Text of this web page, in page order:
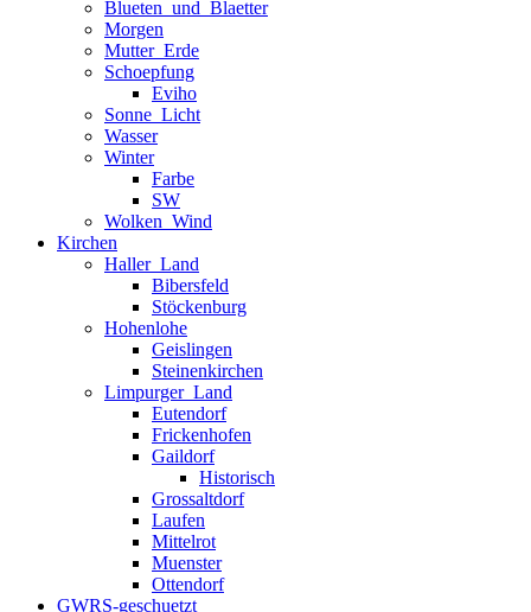
Blueten_und_Blaetter
Morgen
Mutter_Erde
Schoepfung
Eviho
Sonne_Licht
Wasser
Winter
Farbe
SW
Wolken_Wind
Kirchen
Haller_Land
Bibersfeld
Stöckenburg
Hohenlohe
Geislingen
Steinenkirchen
Limpurger_Land
Eutendorf
Frickenhofen
Gaildorf
Historisch
Grossaltdorf
Laufen
Mittelrot
Muenster
Ottendorf
GWRS-geschuetzt